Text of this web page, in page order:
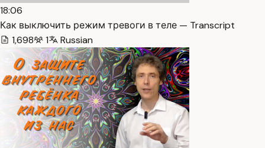
18:06
Как выключить режим тревоги в теле — Transcript
1,698
1 Russian